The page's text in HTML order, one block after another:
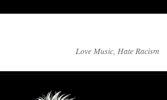
Love Music, Hate Racism